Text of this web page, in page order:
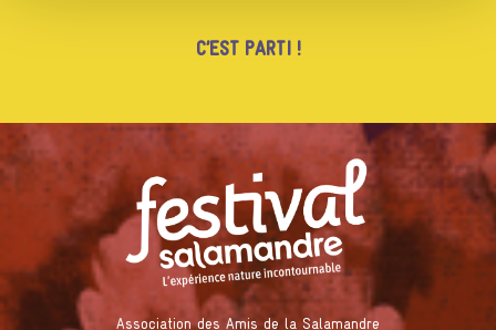
Association des Amis de la Salamandre